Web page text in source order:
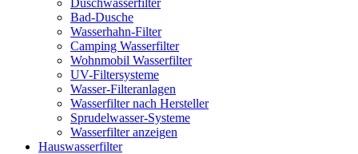
Duschwasserfilter
Bad-Dusche
Wasserhahn-Filter
Camping Wasserfilter
Wohnmobil Wasserfilter
UV-Filtersysteme
Wasser-Filteranlagen
Wasserfilter nach Hersteller
Sprudelwasser-Systeme
Wasserfilter anzeigen
Hauswasserfilter